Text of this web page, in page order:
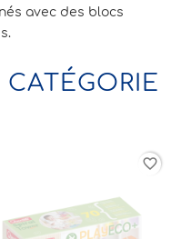
avec des blocs
favorite_border